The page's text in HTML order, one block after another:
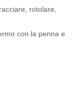
rotolare,
con la penna e